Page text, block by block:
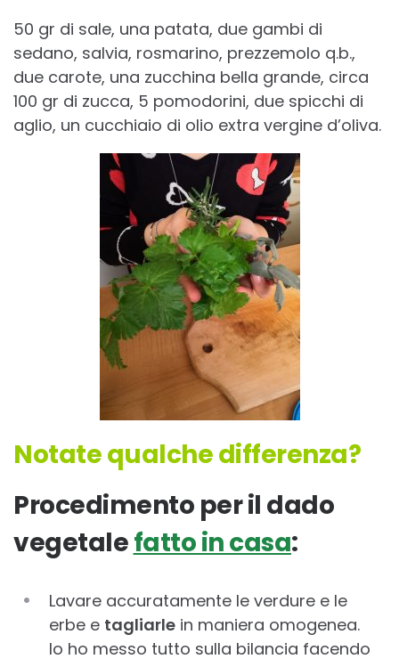
50 gr di sale, una patata, due gambi di
sedano, salvia, rosmarino, prezzemolo q.b.,
due carote, una zucchina bella grande, circa
100 gr di zucca, 5 pomodorini, due spicchi di
aglio, un cucchiaio di olio extra vergine d’oliva.
Notate qualche differenza?
Procedimento per il dado
vegetalefatto in casa:
Lavare accuratamente le verdure e le
erbe e tagliarle in maniera omogenea.
Io ho messo tutto sulla bilancia facendo